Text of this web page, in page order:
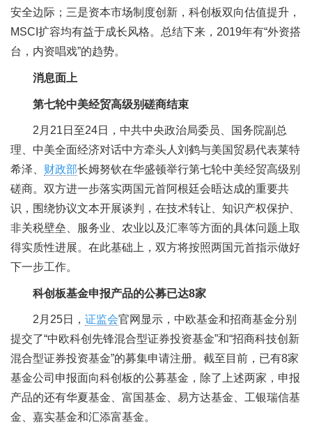
安全边际；三是资本市场制度创新，科创板双向估值提升，
MSCI扩容均有益于成长风格。总结下来，2019年有“外资搭
台，内资唱戏”的趋势。
消息面上
第七轮中美经贸高级别磋商结束
2月21日至24日，中共中央政治局委员、国务院副总
理、中美全面经济对话中方牵头人刘鹤与美国贸易代表莱特
希泽、 财政部长姆努钦在华盛顿举行第七轮中美经贸高级别
磋商。双方进一步落实两国元首阿根廷会晤达成的重要共
识，围绕协议文本开展谈判，在技术转让、知识产权保护、
非关税壁垒、服务业、农业以及汇率等方面的具体问题上取
得实质性进展。在此基础上，双方将按照两国元首指示做好
下一步工作。
科创板基金申报产品的公募已达8家
2月25日， 证监会官网显示，中欧基金和招商基金分别
提交了“中欧科创先锋混合型证券投资基金”和“招商科技创新
混合型证券投资基金”的募集申请注册。截至目前，已有8家
基金公司申报面向科创板的公募基金，除了上述两家，申报
产品的还有华夏基金、富国基金、易方达基金、工银瑞信基
金、嘉实基金和汇添富基金。